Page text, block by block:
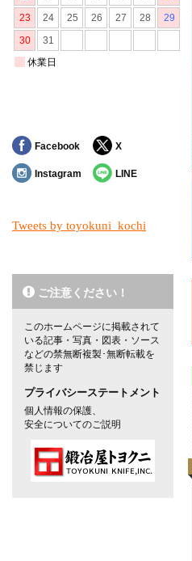
Facebook X
Instagram LINE
Tweets by toyokuni_kochi
ご注意ください！
このホームページに掲載されて
いる記事・写真・図表・ソース
などの禁無断複製･無断転載を
禁じます
プライバシーステートメント
個人情報の保護、
安全についてのご説明